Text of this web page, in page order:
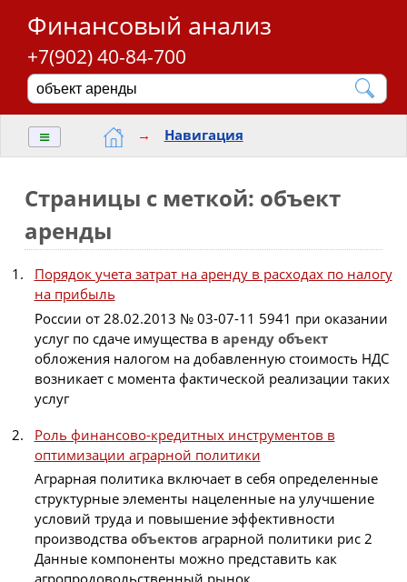
Финансовый анализ
+7(902) 40-84-700
≡ → Навигация
Страницы с меткой: объект
аренды
Порядок учета затрат на аренду в расходах по налогу
на прибыль
России от 28.02.2013 № 03-07-11 5941 при оказании
услуг по сдаче имущества в аренду объект
обложения налогом на добавленную стоимость НДС
возникает с момента фактической реализации таких
услуг
Роль финансово-кредитных инструментов в
оптимизации аграрной политики
Аграрная политика включает в себя определенные
структурные элементы нацеленные на улучшение
условий труда и повышение эффективности
производства объектов аграрной политики рис 2
Данные компоненты можно представить как